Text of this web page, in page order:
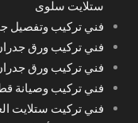
ستلايت سلوى
فني تركيب وتفصيل
فني تركيب ورق جدران
فني تركيب ورق
فني تركيب وصيانة
فني تركيت ستلايت